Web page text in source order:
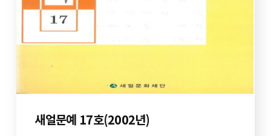
새얼문예 17호(2002년)